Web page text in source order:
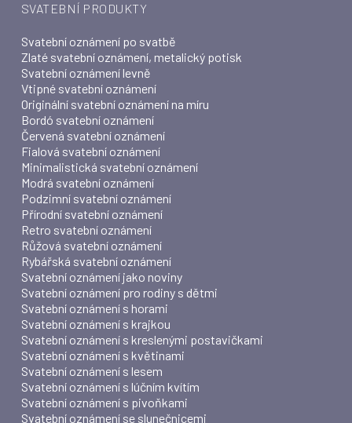
SVATEBNÍ PRODUKTY
Svatební oznámení po svatbě
Zlaté svatební oznámení, metalický potisk
Svatební oznámení levně
Vtipné svatební oznámení
Originální svatební oznámení na míru
Bordó svatební oznámení
Červená svatební oznámení
Fialová svatební oznámení
Minimalistická svatební oznámení
Modrá svatební oznámení
Podzimní svatební oznámení
Přírodní svatební oznámení
Retro svatební oznámení
Růžová svatební oznámení
Rybářská svatební oznámení
Svatební oznámení jako noviny
Svatební oznámení pro rodiny s dětmi
Svatební oznámení s horami
Svatební oznámení s krajkou
Svatební oznámení s kreslenými postavičkami
Svatební oznámení s květinami
Svatební oznámení s lesem
Svatební oznámení s lúčním kvítím
Svatební oznámení s pivoňkami
Svatební oznámení se slunečnicemi